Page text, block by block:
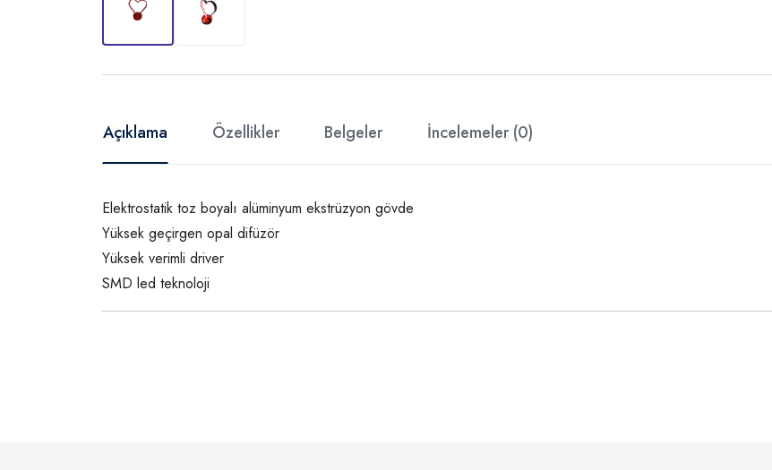
Açıklama Özellikler Belgeler İncelemeler (0)
Elektrostatik toz boyalı alüminyum ekstrüzyon gövde
Yüksek geçirgen opal difüzör
Yüksek verimli driver
SMD led teknoloji